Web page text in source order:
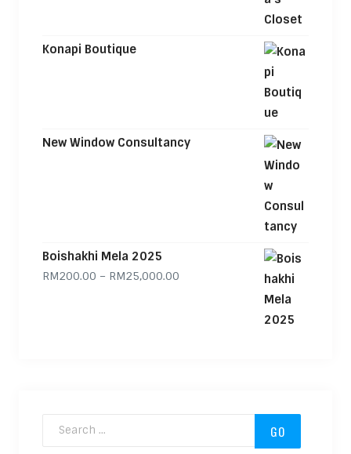
Konapi Boutique
New Window Consultancy
Boishakhi Mela 2025
RM200.00 – RM25,000.00Price range: RM200.00 through